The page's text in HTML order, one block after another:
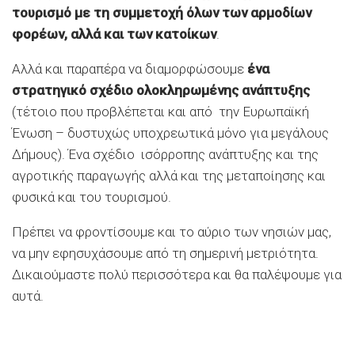
τουρισμό με τη συμμετοχή όλων των αρμοδίων
φορέων, αλλά και των κατοίκων.
Αλλά και παραπέρα να διαμορφώσουμε ένα
στρατηγικό σχέδιο ολοκληρωμένης ανάπτυξης
(τέτοιο που προβλέπεται και από την Ευρωπαϊκή
Ένωση – δυστυχώς υποχρεωτικά μόνο για μεγάλους
Δήμους). Ένα σχέδιο ισόρροπης ανάπτυξης και της
αγροτικής παραγωγής αλλά και της μεταποίησης και
φυσικά και του τουρισμού.
Πρέπει να φροντίσουμε και το αύριο των νησιών μας,
να μην εφησυχάσουμε από τη σημερινή μετριότητα.
Δικαιούμαστε πολύ περισσότερα και θα παλέψουμε για
αυτά.